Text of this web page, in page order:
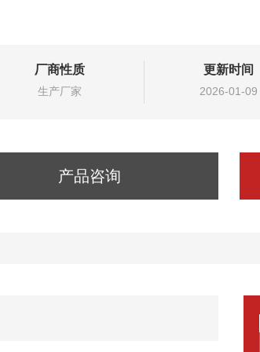
厂商性质
生产厂家
更新时间
2026-01-09
产品咨询